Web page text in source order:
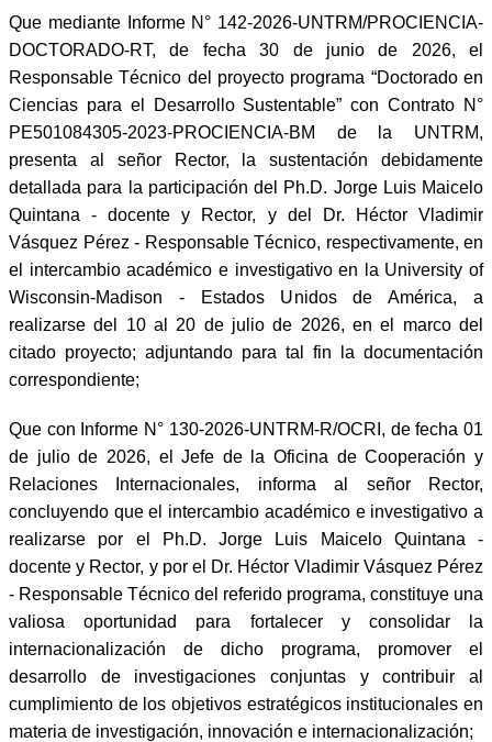
Que mediante Informe N° 142-2026-UNTRM/PROCIENCIA-
DOCTORADO-RT, de fecha 30 de junio de 2026, el
Responsable Técnico del proyecto programa “Doctorado en
Ciencias para el Desarrollo Sustentable” con Contrato N°
PE501084305-2023-PROCIENCIA-BM de la UNTRM,
presenta al señor Rector, la sustentación debidamente
detallada para la participación del Ph.D. Jorge Luis Maicelo
Quintana - docente y Rector, y del Dr. Héctor Vladimir
Vásquez Pérez - Responsable Técnico, respectivamente, en
el intercambio académico e investigativo en la University of
Wisconsin-Madison - Estados Unidos de América, a
realizarse del 10 al 20 de julio de 2026, en el marco del
citado proyecto; adjuntando para tal fin la documentación
correspondiente;
Que con Informe N° 130-2026-UNTRM-R/OCRI, de fecha 01
de julio de 2026, el Jefe de la Oficina de Cooperación y
Relaciones Internacionales, informa al señor Rector,
concluyendo que el intercambio académico e investigativo a
realizarse por el Ph.D. Jorge Luis Maicelo Quintana -
docente y Rector, y por el Dr. Héctor Vladimir Vásquez Pérez
- Responsable Técnico del referido programa, constituye una
valiosa oportunidad para fortalecer y consolidar la
internacionalización de dicho programa, promover el
desarrollo de investigaciones conjuntas y contribuir al
cumplimiento de los objetivos estratégicos institucionales en
materia de investigación, innovación e internacionalización;